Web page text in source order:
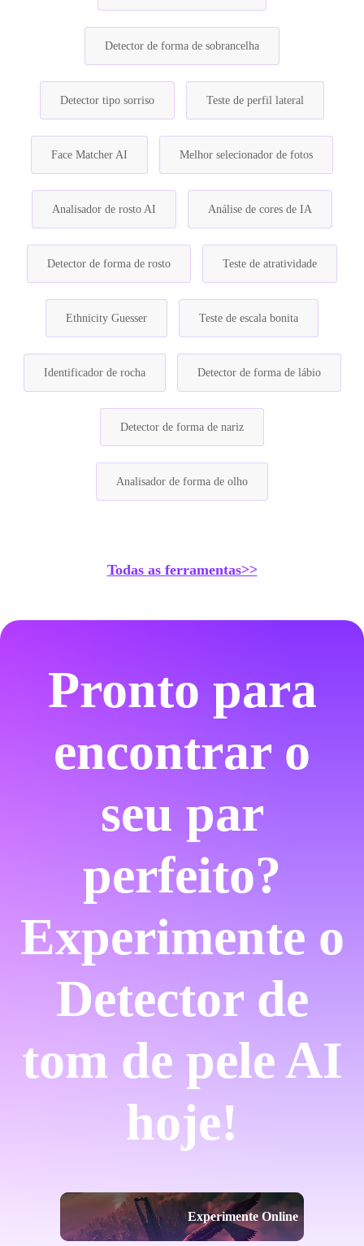
Detector de forma de sobrancelha
Detector tipo sorriso Teste de perfil lateral
Face Matcher AI Melhor selecionador de fotos
Analisador de rosto AI Análise de cores de IA
Detector de forma de rosto Teste de atratividade
Ethnicity Guesser Teste de escala bonita
Identificador de rocha Detector de forma de lábio
Detector de forma de nariz
Analisador de forma de olho
Todas as ferramentas>>
Pronto para
encontrar o
seu par
perfeito?
Experimente o
Detector de
tom de pele AI
hoje!
Experimente Online